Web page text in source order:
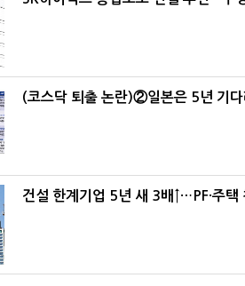
(코스닥 퇴출 논란)②일본은 5년 기다
건설 한계기업 5년 새 3배↑…PF·주택